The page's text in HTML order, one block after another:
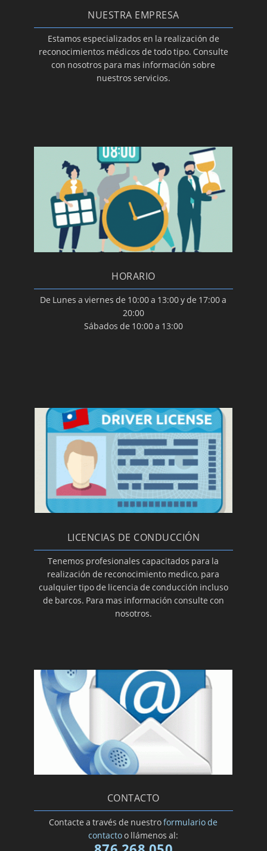
NUESTRA EMPRESA
Estamos especializados en la realización de
reconocimientos médicos de todo tipo. Consulte
con nosotros para mas información sobre
nuestros servicios.
HORARIO
De Lunes a viernes de 10:00 a 13:00 y de 17:00 a
20:00
Sábados de 10:00 a 13:00
LICENCIAS DE CONDUCCIÓN
Tenemos profesionales capacitados para la
realización de reconocimiento medico, para
cualquier tipo de licencia de conducción incluso
de barcos. Para mas información consulte con
nosotros.
CONTACTO
Contacte a través de nuestroformulario de
contactoo llámenos al: